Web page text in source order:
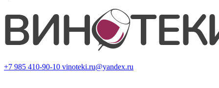
+7 985 410-90-10 vinoteki.ru@yandex.ru